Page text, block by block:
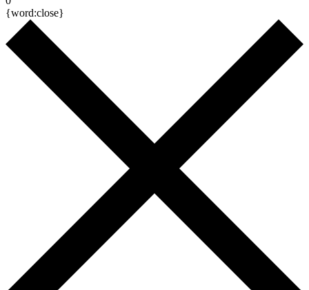
{word:close}